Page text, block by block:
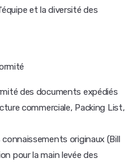
et la diversité des
des documents expédiés
commerciale, Packing List,
originaux (Bill
pour la main levée des